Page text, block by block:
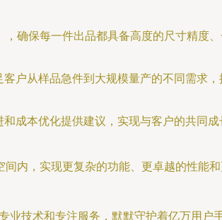
确保每一件出品都具备高度的尺寸精度、
户从样品急件到大规模量产的不同需求，
成本优化提供建议，实现与客户的共同成
内，实现更复杂的功能、更卓越的性能
业技术和专注服务，默默守护着亿万用户